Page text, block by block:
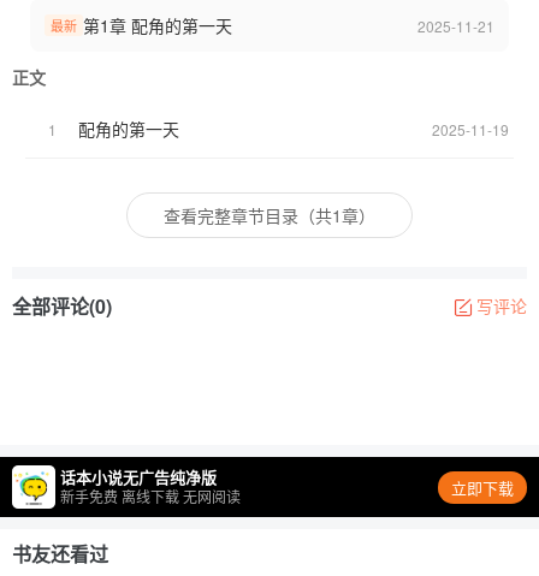
生逆袭，也非穿书开挂，而是以清醒之躯，在他人故事的夹缝中重
结；不依附任何CP线，却因真实感与韧性悄然撬动剧情支点。当所
——不是陪衬，是底色；不是工具人，是自己的主角。现实向同人
最新 第1章 配角的第一天 2025-11-21
正文
1 配角的第一天 2025-11-19
查看完整章节目录（共1章）
全部评论(0) 写评论
话本小说无广告纯净版
新手免费 离线下载 无网阅读 立即下载
书友还看过